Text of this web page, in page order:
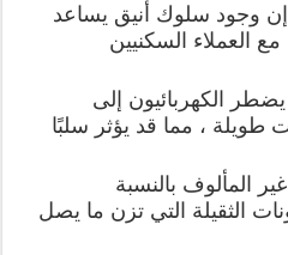
وجود سلوك أنيق يساعد
مع العملاء السكنيين
يضطر الكهربائيون إلى
طويلة ، مما قد يؤثر سلبًا
المألوف بالنسبة
الثقيلة التي تزن ما يصل